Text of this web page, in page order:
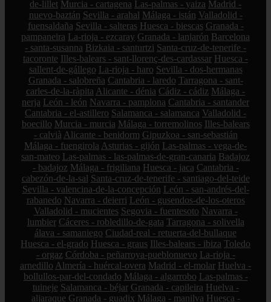
de-lillet Murcia - cartagena Las-palmas - yaiza Madrid -
nuevo-baztán Sevilla - arahal Málaga - istán Valladolid -
fuensaldaña Sevilla - salteras Huesca - biescas Granada -
pampaneira La-rioja - ezcaray Granada - lanjarón Barcelona
- santa-susanna Bizkaia - santurtzi Santa-cruz-de-tenerife -
tacoronte Illes-balears - sant-llorenç-des-cardassar Huesca -
sallent-de-gállego La-rioja - haro Sevilla - dos-hermanas
Granada - salobreña Cantabria - laredo Tarragona - sant-
carles-de-la-ràpita Alicante - dénia Cádiz - cádiz Málaga -
nerja León - león Navarra - pamplona Cantabria - santander
Cantabria - el-astillero Salamanca - salamanca Valladolid -
boecillo Murcia - murcia Málaga - torremolinos Illes-balears
- calvià Alicante - benidorm Gipuzkoa - san-sebastián
Málaga - fuengirola Asturias - gijón Las-palmas - vega-de-
san-mateo Las-palmas - las-palmas-de-gran-canaria Badajoz
- badajoz Málaga - frigiliana Huesca - jaca Cantabria -
cabezón-de-la-sal Santa-cruz-de-tenerife - santiago-del-teide
Sevilla - valencina-de-la-concepción León - san-andrés-del-
rabanedo Navarra - deierri León - gusendos-de-los-oteros
Valladolid - mucientes Segovia - fuentesoto Navarra -
lumbier Cáceres - robledillo-de-gata Tarragona - solivella
álava - samaniego Ciudad-real - retuerta-del-bullaque
Huesca - el-grado Huesca - graus Illes-balears - ibiza Toledo
- orgaz Córdoba - peñarroya-pueblonuevo La-rioja -
arnedillo Almería - huércal-overa Madrid - el-molar Huelva -
bollullos-par-del-condado Málaga - algarrobo Las-palmas -
tuineje Salamanca - béjar Granada - capileira Huelva -
aljaraque Granada - guadix Málaga - manilva Huesca -